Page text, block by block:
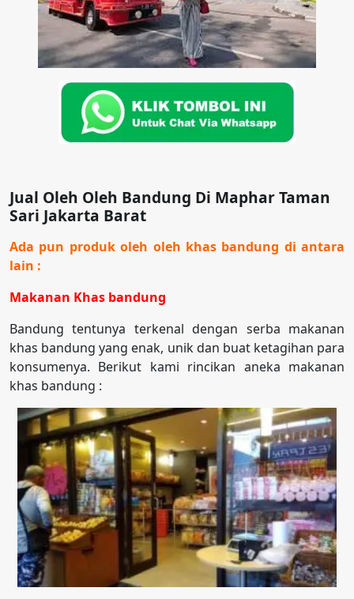
Jual Oleh Oleh Bandung Di Maphar Taman
Sari Jakarta Barat
Ada pun produk oleh oleh khas bandung di antara
lain :
Makanan Khas bandung
Bandung tentunya terkenal dengan serba makanan
khas bandung yang enak, unik dan buat ketagihan para
konsumenya. Berikut kami rincikan aneka makanan
khas bandung :